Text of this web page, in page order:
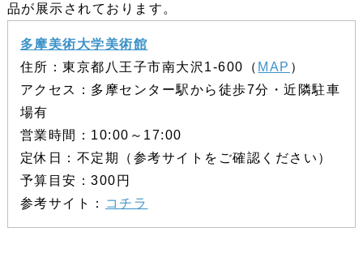
品が展示されております。
多摩美術大学美術館
住所：東京都八王子市南大沢1-600（ MAP ）
アクセス：多摩センター駅から徒歩7分・近隣駐車
場有
営業時間：10:00～17:00
定休日：不定期（参考サイトをご確認ください）
予算目安：300円
参考サイト：
コチラ